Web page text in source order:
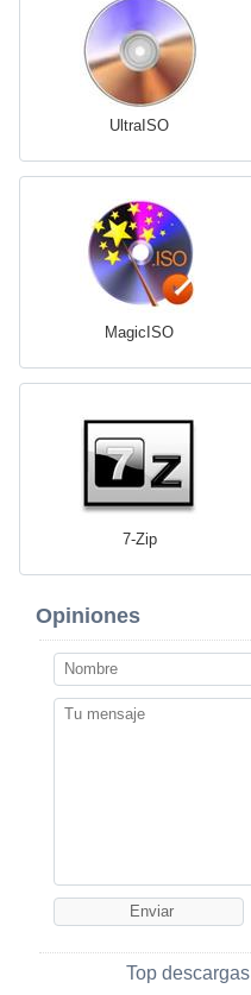
UltraISO
MagicISO
7-Zip
Opiniones
Top descargas